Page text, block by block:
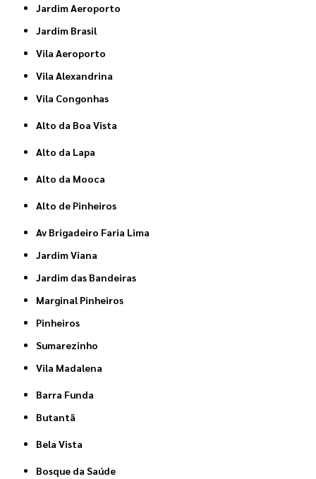
Jardim Aeroporto
Jardim Brasil
Vila Aeroporto
Vila Alexandrina
Vila Congonhas
Alto da Boa Vista
Alto da Lapa
Alto da Mooca
Alto de Pinheiros
Av Brigadeiro Faria Lima
Jardim Viana
Jardim das Bandeiras
Marginal Pinheiros
Pinheiros
Sumarezinho
Vila Madalena
Barra Funda
Butantã
Bela Vista
Bosque da Saúde